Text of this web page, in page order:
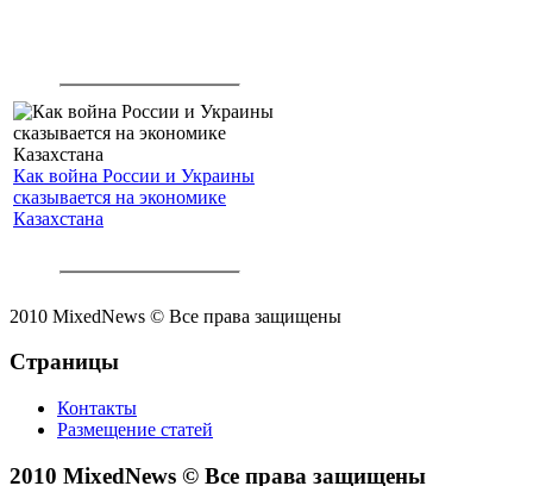
Как война России и Украины
сказывается на экономике
Казахстана
2010 MixedNews © Все права защищены
Страницы
Контакты
Размещение статей
2010 MixedNews © Все права защищены